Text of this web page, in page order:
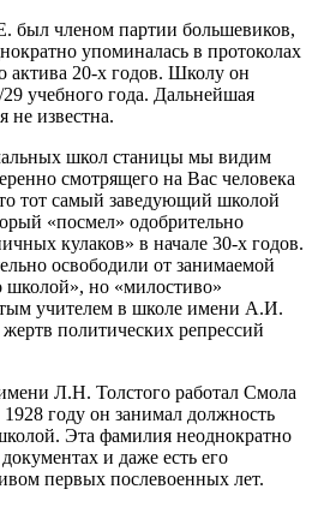
был членом партии большевиков,
упоминалась в протоколах
актива 20-х годов. Школу он
учебного года. Дальнейшая
не известна.
школ станицы мы видим
смотрящего на Вас человека
тот самый заведующий школой
«посмел» одобрительно
кулаков» в начале 30-х годов.
освободили от занимаемой
школой», но «милостиво»
учителем в школе имени А.И.
политических репрессий
Л.Н. Толстого работал Смола
году он занимал должность
Эта фамилия неоднократно
и даже есть его
первых послевоенных лет.